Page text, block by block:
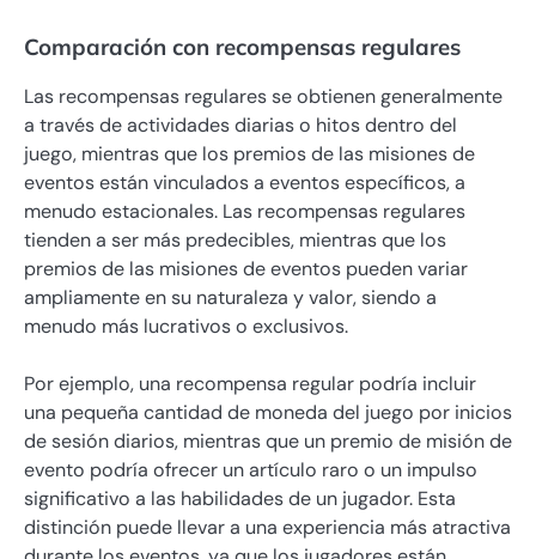
Comparación con recompensas regulares
Las recompensas regulares se obtienen generalmente
a través de actividades diarias o hitos dentro del
juego, mientras que los premios de las misiones de
eventos están vinculados a eventos específicos, a
menudo estacionales. Las recompensas regulares
tienden a ser más predecibles, mientras que los
premios de las misiones de eventos pueden variar
ampliamente en su naturaleza y valor, siendo a
menudo más lucrativos o exclusivos.
Por ejemplo, una recompensa regular podría incluir
una pequeña cantidad de moneda del juego por inicios
de sesión diarios, mientras que un premio de misión de
evento podría ofrecer un artículo raro o un impulso
significativo a las habilidades de un jugador. Esta
distinción puede llevar a una experiencia más atractiva